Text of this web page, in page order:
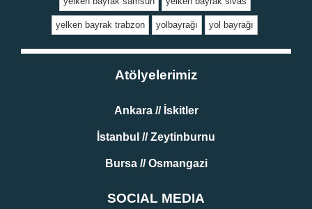
yelken bayrak trabzon yolbayrağı yol bayrağı
Atölyelerimiz
Ankara // İskitler
İstanbul // Zeytinburnu
Bursa // Osmangazi
SOCIAL MEDIA